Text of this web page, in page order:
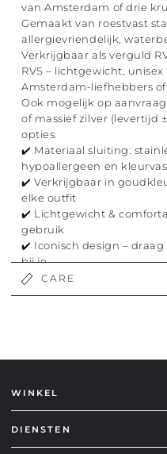
van Amsterdam of drie
Gemaakt van roestvast
allergievriendelijk,
Verkrijgbaar als verguld
RVS – lichtgewicht,
Amsterdam-liefhebbers of
Ook mogelijk op
of massief zilver (levertijd
opties.
✔️ Materiaal sluiting:
hypoallergeen en
✔️ Verkrijgbaar in
elke outfit
✔️ Lichtgewicht &
gebruik
✔️ Iconisch design –
bij je
Met deze stainless steel
symbolen draag je niet
CARE
WINKEL
DIENSTEN